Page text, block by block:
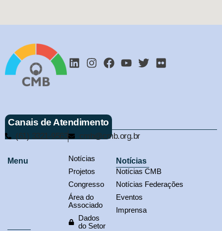
Canais de Atendimento
(61) 3321-9563 cmb@cmb.org.br
Menu
Notícias
Projetos
Congresso
Área do
Associado
Dados
do Setor
Notícias
Notícias CMB
Notícias Federações
Eventos
Imprensa